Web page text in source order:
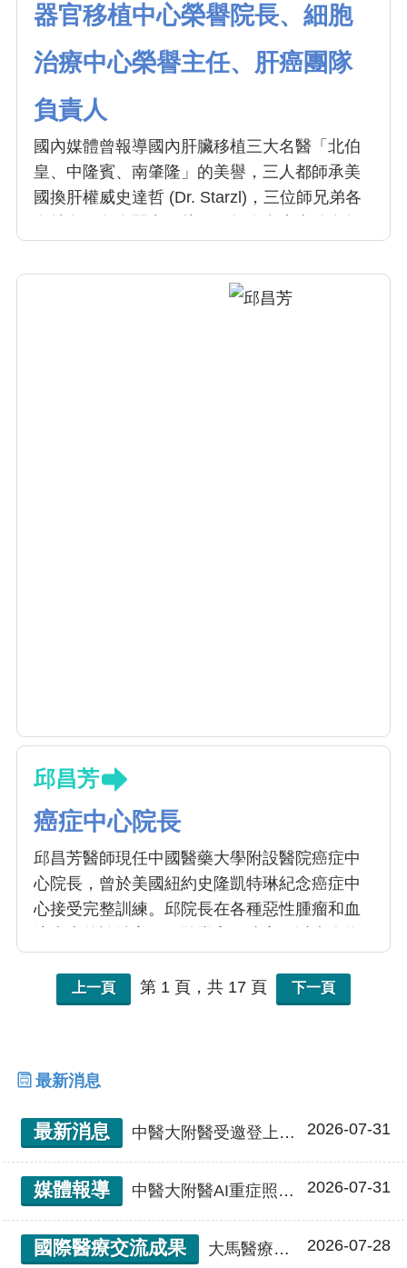
器官移植中心榮譽院長、細胞
治療中心榮譽主任、肝癌團隊
負責人
國內媒體曾報導國內肝臟移植三大名醫「北伯
皇、中隆賓、南肇隆」的美譽，三人都師承美
國換肝權威史達哲 (Dr. Starzl)，三位師兄弟各
植中心更燦爛輝煌的未來。鄭院長不僅在肝臟
移植領域表現卓越，同時也是一位優秀的肝膽
邱昌芳
癌症中心院長
邱昌芳醫師現任中國醫藥大學附設醫院癌症中
心院長，曾於美國紐約史隆凱特琳紀念癌症中
心接受完整訓練。邱院長在各種惡性腫瘤和血
十幾種主要癌症，並建構了完善的造血幹細胞
移植照護系統，致力於為病人提供高品質的醫
上一頁 第 1 頁，共 17 頁 下一頁
最新消息
最新消息 中醫大附醫受邀登上國際急重症照護大會 展示AI重症照護模式 深化臺灣智慧醫療國際合作 2026-07-31
媒體報導 中醫大附醫AI重症照護輸出東南亞 智慧醫療成果登國際舞台 2026-07-31
國際醫療交流成果 大馬醫療保健大會 台照護機器人成亮點 2026-07-28